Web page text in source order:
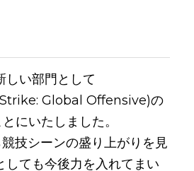
しい部門として
Global Offensive)の
にいたしました。
技シーンの盛り上がりを見
しても今後力を入れてまい